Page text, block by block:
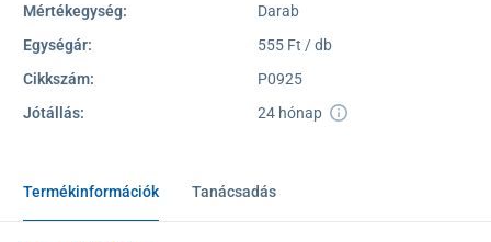
Mértékegység:
Darab
Egységár:
555 Ft / db
Cikkszám:
P0925
Jótállás:
24 hónap
Termékinformációk Tanácsadás